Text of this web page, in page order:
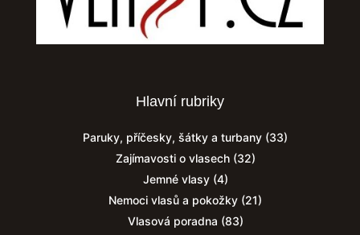
Hlavní rubriky
Paruky, příčesky, šátky a turbany (33)
Zajímavosti o vlasech(32)
Jemné vlasy(4)
Nemoci vlasů a pokožky (21)
Vlasová poradna (83)